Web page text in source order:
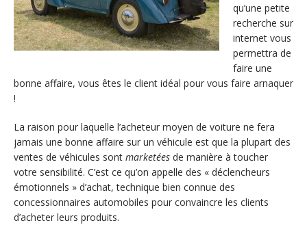
qu’une petite
recherche sur
internet vous
permettra de
faire une
bonne affaire, vous êtes le client idéal pour vous faire arnaquer
!
La raison pour laquelle l’acheteur moyen de voiture ne fera
jamais une bonne affaire sur un véhicule est que la plupart des
ventes de véhicules sont marketées de manière à toucher
votre sensibilité. C’est ce qu’on appelle des « déclencheurs
émotionnels » d’achat, technique bien connue des
concessionnaires automobiles pour convaincre les clients
d’acheter leurs produits.